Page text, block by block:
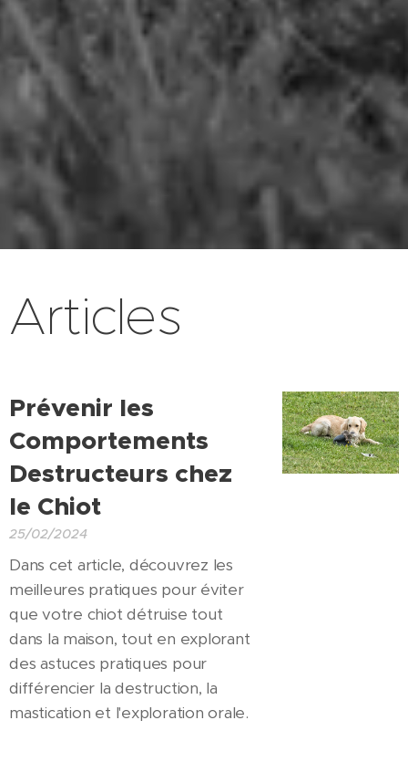
Articles
Prévenir les
Comportements
Destructeurs chez
le Chiot
25/02/2024
Dans cet article, découvrez les
meilleures pratiques pour éviter
que votre chiot détruise tout
dans la maison, tout en explorant
des astuces pratiques pour
différencier la destruction, la
mastication et l'exploration orale.